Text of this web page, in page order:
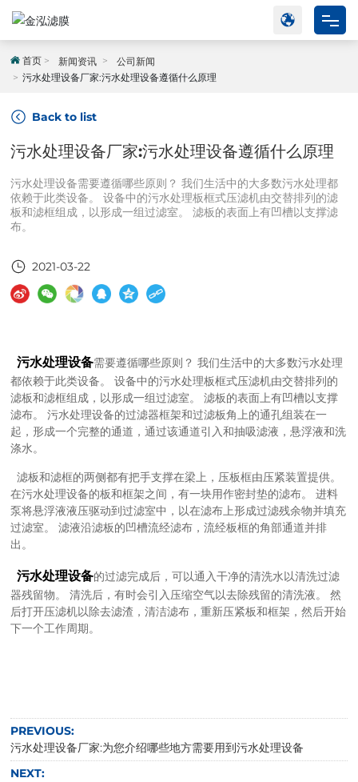
网站首页
工程案例
关于我们
新闻动态
联系我们
首页 新闻资讯
公司新闻
污水处理设备厂家:污水处理设备遵循什么原理
Back to list
污水处理设备厂家:污水处理设备遵循什么原理
污水处理设备需要遵循哪些原则？ 我们生活中的大多数污水处理都
依赖于此类设备。 设备中的污水处理板框式压滤机由交替排列的滤
板和滤框组成，以形成一组过滤室。 滤板的表面上有凹槽以支撑滤
布。
2021-03-22
污水处理设备需要遵循哪些原则？ 我们生活中的大多数污水处理
都依赖于此类设备。 设备中的污水处理板框式压滤机由交替排列的
滤板和滤框组成，以形成一组过滤室。 滤板的表面上有凹槽以支撑
滤布。 污水处理设备的过滤器框架和过滤板角上的通孔组装在一
起，形成一个完整的通道，通过该通道引入和抽吸滤液，悬浮液和洗
涤水。
滤板和滤框的两侧都有把手支撑在梁上，压板框由压紧装置提供。
在污水处理设备的板和框架之间，有一块用作密封垫的滤布。 进料
泵将悬浮液液压驱动到过滤室中，以在滤布上形成过滤残余物并填充
过滤室。 滤液沿滤板的凹槽流经滤布，流经板框的角部通道并排
出。
污水处理设备的过滤完成后，可以通入干净的清洗水以清洗过滤
器残留物。 清洗后，有时会引入压缩空气以去除残留的清洗液。 然
后打开压滤机以除去滤渣，清洁滤布，重新压紧板和框架，然后开始
下一个工作周期。
PREVIOUS:
污水处理设备厂家:为您介绍哪些地方需要用到污水处理设备
NEXT: